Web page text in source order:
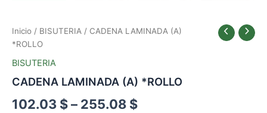
Inicio / BISUTERIA / CADENA LAMINADA (A)
*ROLLO
BISUTERIA
CADENA LAMINADA (A) *ROLLO
102.03 $– 255.08 $